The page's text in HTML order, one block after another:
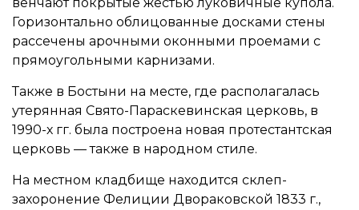
Горизонтально облицованные досками стены
рассечены арочными оконными проемами с
прямоугольными карнизами.
Также в Бостыни на месте, где располагалась
утерянная Свято-Параскевинская церковь, в
1990-х гг. была построена новая протестантская
церковь — также в народном стиле.
На местном кладбище находится склеп-
захоронение Фелиции Двораковской 1833 г.,